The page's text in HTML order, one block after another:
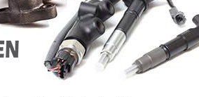
Garanti:
12 månaders